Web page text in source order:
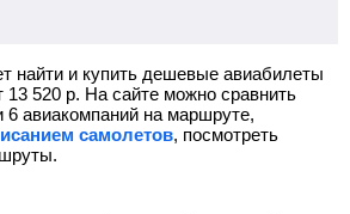
найти и купить дешевые авиабилеты
13 520 р. На сайте можно сравнить
авиакомпаний на маршруте,
самолетов, посмотреть